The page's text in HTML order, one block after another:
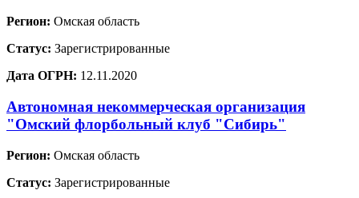
Регион: Омская область
Статус: Зарегистрированные
Дата ОГРН: 12.11.2020
Автономная некоммерческая организация
"Омский флорбольный клуб "Сибирь"
Регион: Омская область
Статус: Зарегистрированные